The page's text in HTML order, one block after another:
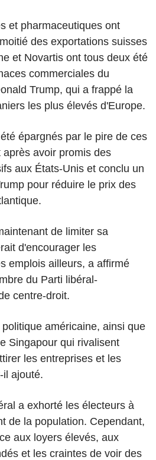
et pharmaceutiques ont
des exportations suisses
et Novartis ont tous deux été
commerciales du
Trump, qui a frappé la
les plus élevés d'Europe.
épargnés par le pire de ces
avoir promis des
aux États-Unis et conclu un
pour réduire le prix des
de limiter sa
d'encourager les
emplois ailleurs, a affirmé
du Parti libéral-
centre-droit.
américaine, ainsi que
Singapour qui rivalisent
les entreprises et les
il ajouté.
a exhorté les électeurs à
de la population. Cependant,
aux loyers élevés, aux
et les craintes de voir des